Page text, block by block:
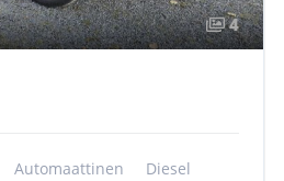
4
Automaattinen Diesel